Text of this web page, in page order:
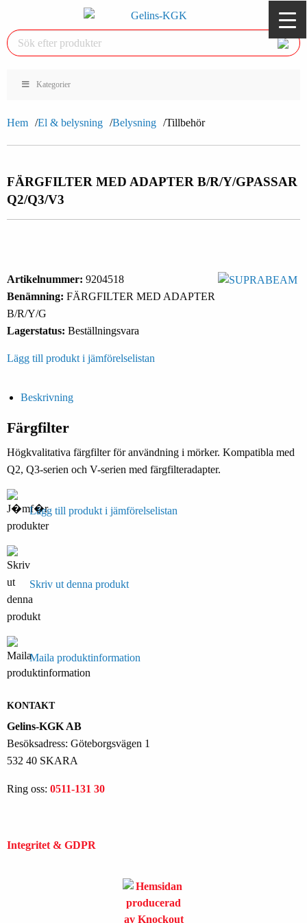
Kategorier
Hem El & belysning Belysning Tillbehör
FÄRGFILTER MED ADAPTER B/R/Y/GPASSAR
Q2/Q3/V3
Artikelnummer: 9204518
Benämning: FÄRGFILTER MED ADAPTER
B/R/Y/G
Lagerstatus: Beställningsvara
Lägg till produkt i jämförelselistan
Beskrivning
Färgfilter
Högkvalitativa färgfilter för användning i mörker. Kompatibla med
Q2, Q3-serien och V-serien med färgfilteradapter.
Lägg till produkt i jämförelselistan
Skriv ut denna produkt
Maila produktinformation
KONTAKT
Gelins-KGK AB
Besöksadress: Göteborgsvägen 1
532 40 SKARA
Ring oss: 0511-131 30
Integritet & GDPR